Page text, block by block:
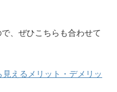
、ぜひこちらも合わせて
えるメリット・デメリッ